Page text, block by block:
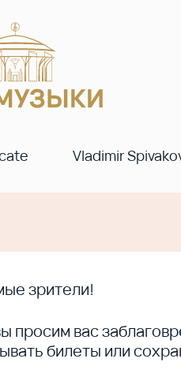
Vladimir
зрители!
просим вас
билеты или